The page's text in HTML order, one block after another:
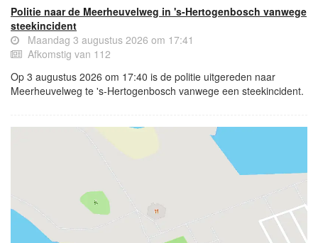
Politie naar de Meerheuvelweg in 's-Hertogenbosch vanwege
steekincident
Maandag 3 augustus 2026 om 17:41
Afkomstig van 112
Op 3 augustus 2026 om 17:40 is de politie uitgereden naar
Meerheuvelweg te 's-Hertogenbosch vanwege een steekincident.